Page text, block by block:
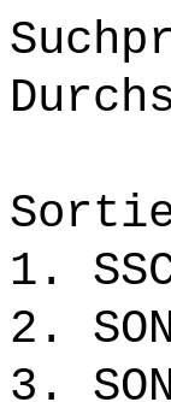
1.
2.
3.